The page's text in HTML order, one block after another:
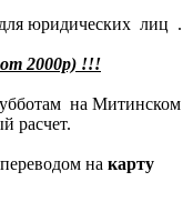
для юридических лиц .
2000р) !!!
на Митинском
расчет.
на карту